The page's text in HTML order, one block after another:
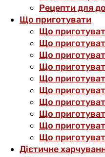
Рецепти для
Що приготувати
Що
Що
Що
Що
Що
Що
Що
Що
Що
Що
Дієтичне